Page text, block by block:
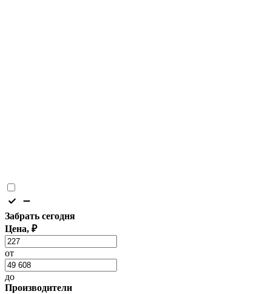
Забрать сегодня
Цена, ₽
от
до
Производители